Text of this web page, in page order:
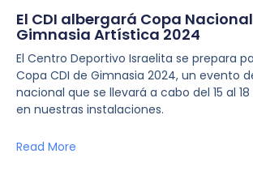
El CDI albergará Copa
Gimnasia Artística 2024
El Centro Deportivo Israelita se prepara
Copa CDI de Gimnasia 2024, un evento
nacional que se llevará a cabo del 15 al
en nuestras instalaciones.
Read More